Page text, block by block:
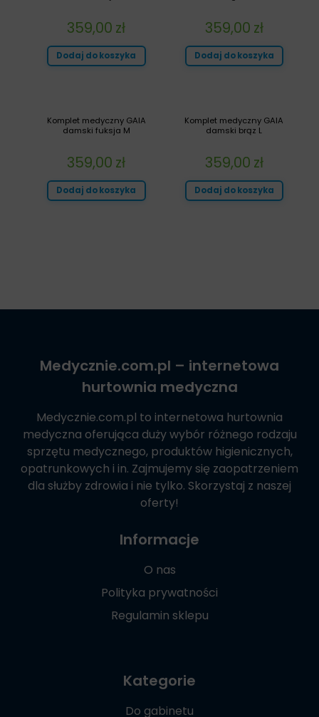
359,00 zł
Dodaj do koszyka
359,00 zł
Dodaj do koszyka
Komplet medyczny GAIA
damski brąz L
359,00 zł
Dodaj do koszyka
Komplet medyczny GAIA
damski fuksja M
359,00 zł
Dodaj do koszyka
Medycznie.com.pl – internetowa
hurtownia medyczna
Medycznie.com.pl to internetowa hurtownia
medyczna oferująca duży wybór różnego rodzaju
sprzętu medycznego, produktów higienicznych,
opatrunkowych i in. Zajmujemy się zaopatrzeniem
dla służby zdrowia i nie tylko. Skorzystaj z naszej
oferty!
Informacje
O nas
Polityka prywatności
Regulamin sklepu
Kategorie
Do gabinetu